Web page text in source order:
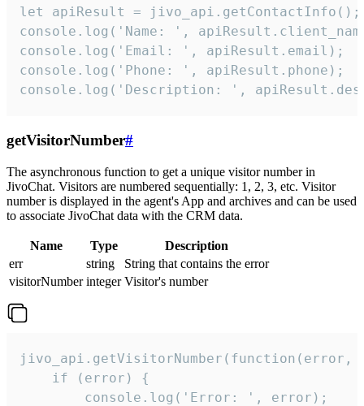
let apiResult = jivo_api.getContactInfo();
console.log('Name: ',
console.log('Email: ', apiResult.email);
console.log('Phone: ', apiResult.phone);
console.log('Description: ',
getVisitorNumber#
The asynchronous function to get a unique visitor number in
JivoChat. Visitors are numbered sequentially: 1, 2, 3, etc. Visitor
number is displayed in the agent's App and archives and can be used
to associate JivoChat data with the CRM data.
Name Type
Description
err
string
String that contains the error
visitorNumber integer Visitor's number
jivo_api.getVisitorNumber(function(error,
    if (error) {
        console.log('Error: ', error);